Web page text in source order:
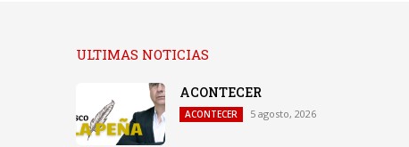
ULTIMAS NOTICIAS
ACONTECER
ACONTECER 5 agosto, 2026